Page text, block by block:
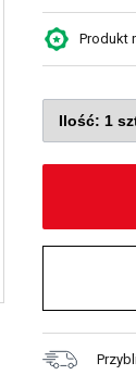
Produkt